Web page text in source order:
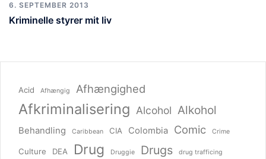
6. SEPTEMBER 2013
Kriminelle styrer mit liv
Acid Afhængig Afhængighed
Afkriminalisering Alcohol Alkohol
Behandling Caribbean CIA Colombia Comic Crime
Culture DEA Drug Druggie Drugs drug trafficing